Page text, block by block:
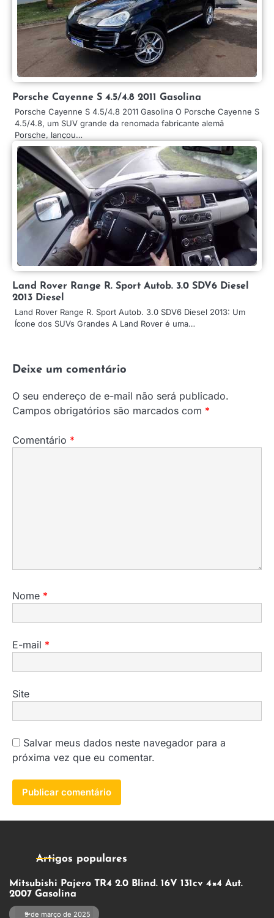
Porsche Cayenne S 4.5/4.8 2011 Gasolina
Porsche Cayenne S 4.5/4.8 2011 Gasolina O Porsche Cayenne S
4.5/4.8, um SUV grande da renomada fabricante alemã
Porsche, lançou…
Land Rover Range R. Sport Autob. 3.0 SDV6 Diesel
2013 Diesel
Land Rover Range R. Sport Autob. 3.0 SDV6 Diesel 2013: Um
Ícone dos SUVs Grandes A Land Rover é uma…
Deixe um comentário
O seu endereço de e-mail não será publicado.
Campos obrigatórios são marcados com *
Comentário *
Nome *
E-mail *
Site
Salvar meus dados neste navegador para a
próxima vez que eu comentar.
Artigos populares
Mitsubishi Pajero TR4 2.0 Blind. 16V 131cv 4×4 Aut.
2007 Gasolina
9 de março de 2025